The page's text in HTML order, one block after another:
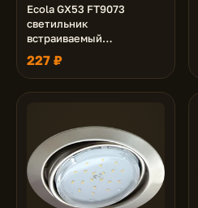
Ecola GX53 FT9073
светильник
встраиваемый
поворотный черненая
бронза (antique brass)
40x120
227 ₽